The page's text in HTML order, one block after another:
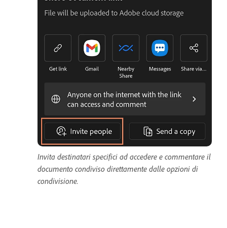
Invita destinatari specifici ad accedere e commentare il
documento condiviso direttamente dalle opzioni di
condivisione.